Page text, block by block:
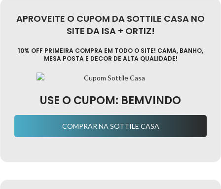
APROVEITE O CUPOM DA SOTTILE CASA NO
SITE DA ISA + ORTIZ!
10% OFF PRIMEIRA COMPRA EM TODO O SITE! CAMA, BANHO,
MESA POSTA E DECOR DE ALTA QUALIDADE!
USE O CUPOM: BEMVINDO
COMPRAR NA SOTTILE CASA